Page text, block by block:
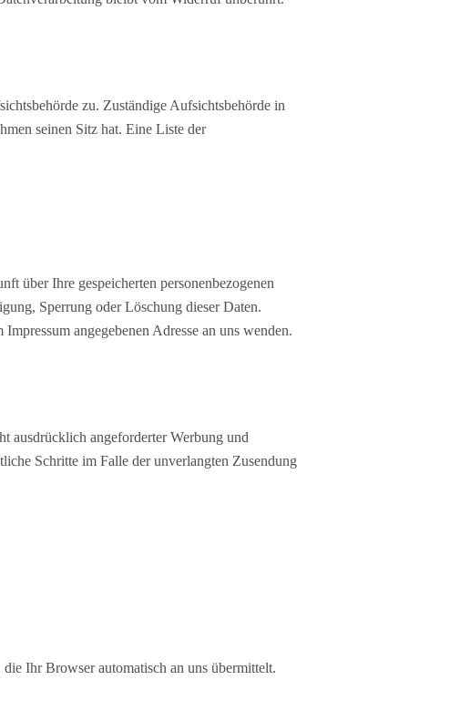
zu. Zuständige Aufsichtsbehörde in
seinen Sitz hat. Eine Liste der
über Ihre gespeicherten personenbezogenen
Sperrung oder Löschung dieser Daten.
angegebenen Adresse an uns wenden.
ausdrücklich angeforderter Werbung und
Schritte im Falle der unverlangten Zusendung
Ihr Browser automatisch an uns übermittelt.